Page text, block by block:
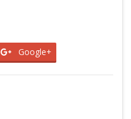
Google+